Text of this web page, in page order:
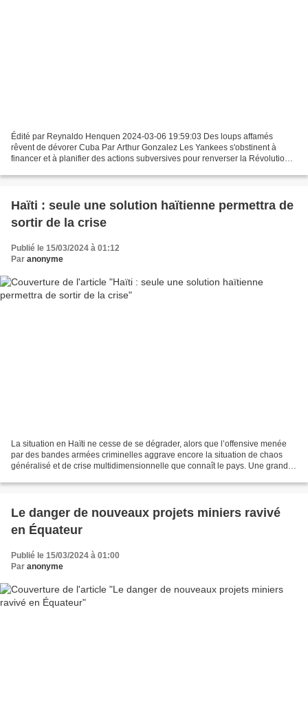
Édité par Reynaldo Henquen 2024-03-06 19:59:03 Des loups affamés
rêvent de dévorer Cuba Par Arthur Gonzalez Les Yankees s'obstinent à
financer et à planifier des actions subversives pour renverser la Révolution
Haïti : seule une solution haïtienne permettra de
sortir de la crise
Publié le 15/03/2024 à 01:12
Par anonyme
La situation en Haïti ne cesse de se dégrader, alors que l’offensive menée
par des bandes armées criminelles aggrave encore la situation de chaos
généralisé et de crise multidimensionnelle que connaît le pays. Une grande
Le danger de nouveaux projets miniers ravivé
en Équateur
Publié le 15/03/2024 à 01:00
Par anonyme